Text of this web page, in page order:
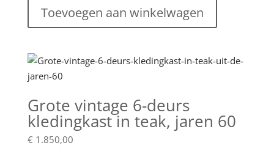
Toevoegen aan winkelwagen
Grote vintage 6-deurs
kledingkast in teak, jaren 60
€ 1.850,00